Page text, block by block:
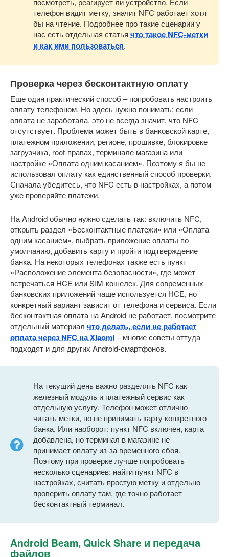
телефон видит метку, значит NFC работает хотя
бы на чтение. Подробнее про такие сценарии у
нас есть отдельная статья что такое NFC-метки
и как ими пользоваться.
Проверка через бесконтактную оплату
Еще один практический способ – попробовать настроить
оплату телефоном. Но здесь нужно понимать: если
оплата не заработала, это не всегда значит, что NFC
отсутствует. Проблема может быть в банковской карте,
платежном приложении, регионе, прошивке, блокировке
загрузчика, root-правах, терминале магазина или
настройке «Оплата одним касанием». Поэтому я бы не
использовал оплату как единственный способ проверки.
Сначала убедитесь, что NFC есть в настройках, а потом
уже проверяйте платежи.
На Android обычно нужно сделать так: включить NFC,
открыть раздел «Бесконтактные платежи» или «Оплата
одним касанием», выбрать приложение оплаты по
умолчанию, добавить карту и пройти подтверждение
банка. На некоторых телефонах также есть пункт
«Расположение элемента безопасности», где может
встречаться HCE или SIM-кошелек. Для современных
банковских приложений чаще используется HCE, но
конкретный вариант зависит от телефона и сервиса. Если
бесконтактная оплата на Android не работает, посмотрите
отдельный материал что делать, если не работает
оплата через NFC на Xiaomi– многие советы оттуда
подходят и для других Android-смартфонов.
На текущий день важно разделять NFC как
железный модуль и платежный сервис как
отдельную услугу. Телефон может отлично
читать метки, но не принимать карту конкретного
банка. Или наоборот: пункт NFC включен, карта
добавлена, но терминал в магазине не
принимает оплату из-за временного сбоя.
Поэтому при проверке лучше попробовать
несколько сценариев: найти пункт NFC в
настройках, считать простую метку и отдельно
проверить оплату там, где точно работает
бесконтактный терминал.
Android Beam, Quick Share и передача
файлов